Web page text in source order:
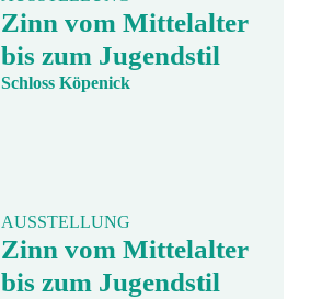
Zinn vom Mittelalter
bis zum Jugendstil
Schloss Köpenick
AUSSTELLUNG
Zinn vom Mittelalter
bis zum Jugendstil